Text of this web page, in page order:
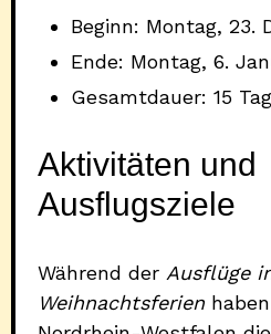
Beginn: Montag, 23.
Ende: Montag, 6.
Gesamtdauer: 15
Aktivitäten und
Ausflugsziele
Während der Ausflüge
Weihnachtsferienhaben